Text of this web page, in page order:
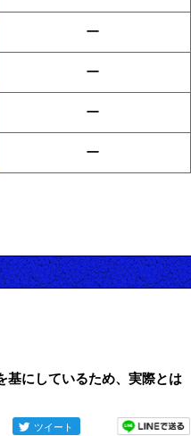
ー
ー
ー
ー
基にしているため、実際とは
ツイート